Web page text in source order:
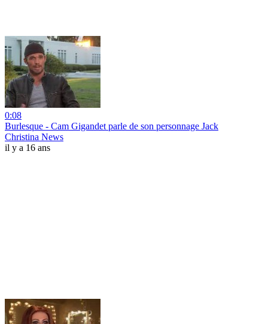
0:08
Burlesque - Cam Gigandet parle de son personnage Jack
Christina News
il y a 16 ans